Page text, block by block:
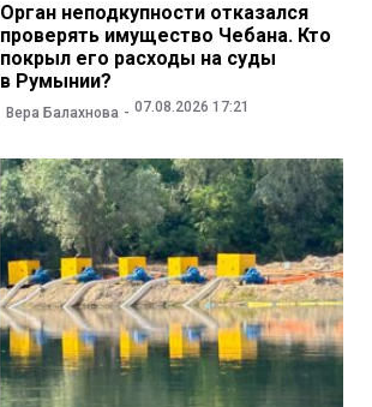
Орган неподкупности отказался
проверять имущество Чебана. Кто
покрыл его расходы на суды
в Румынии?
Вера Балахнова 07.08.2026 17:21